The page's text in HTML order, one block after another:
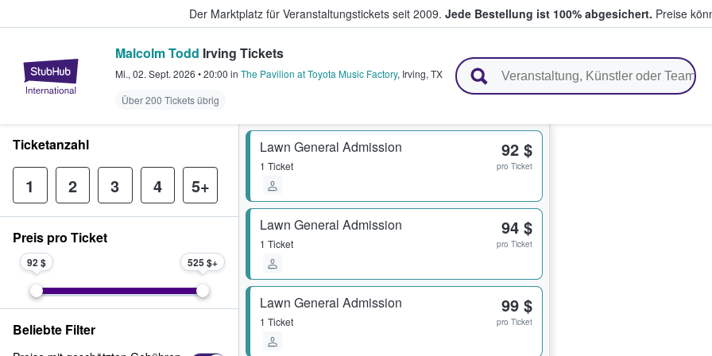
Der Marktplatz für Veranstaltungstickets seit 2009. Jede Bestellung ist 100% abgesichert. Preise
StubHub - Wo Fans Tickets kaufen & verkaufen
Malcolm Todd Irving Tickets
Mi., 02. Sept. 2026 •20:00 in The Pavilion at Toyota Music Factory, Irving, TX
Über 200 Tickets übrig
Lawn General Admission
1 Ticket
92 $
pro Ticket
Lawn General Admission
1 Ticket
94 $
pro Ticket
Lawn General Admission
1 Ticket
99 $
pro Ticket
Ticketanzahl
1 2 3 4 5+
Preis pro Ticket
92 $ 525 $
Beliebte Filter